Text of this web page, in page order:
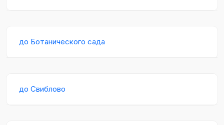
до Ботанического сада
до Свиблово